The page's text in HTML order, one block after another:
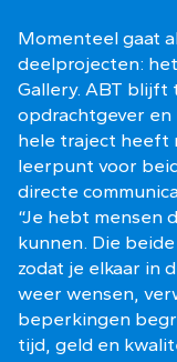
Momenteel gaat
deelprojecten:
Gallery. ABT blijft
opdrachtgever
hele traject heeft
leerpunt voor
directe
“Je hebt mensen
kunnen. Die
zodat je elkaar in
weer wensen,
beperkingen
tijd, geld en